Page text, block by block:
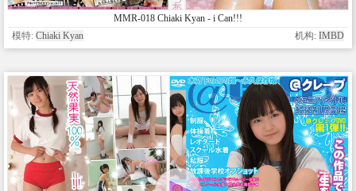
MMR-018 Chiaki Kyan - i Can!!!
模特: Chiaki Kyan 机构: IMBD